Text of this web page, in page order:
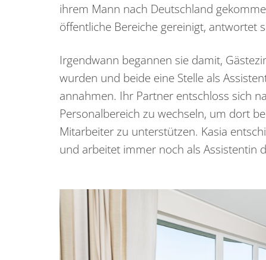
ihrem Mann nach Deutschland
öffentliche Bereiche gereinigt, antwortet
Irgendwann begannen sie damit,
wurden und beide eine Stelle als
annahmen. Ihr Partner entschloss sich
Personalbereich zu wechseln, um dort
Mitarbeiter zu unterstützen. Kasia
und arbeitet immer noch als Assistentin